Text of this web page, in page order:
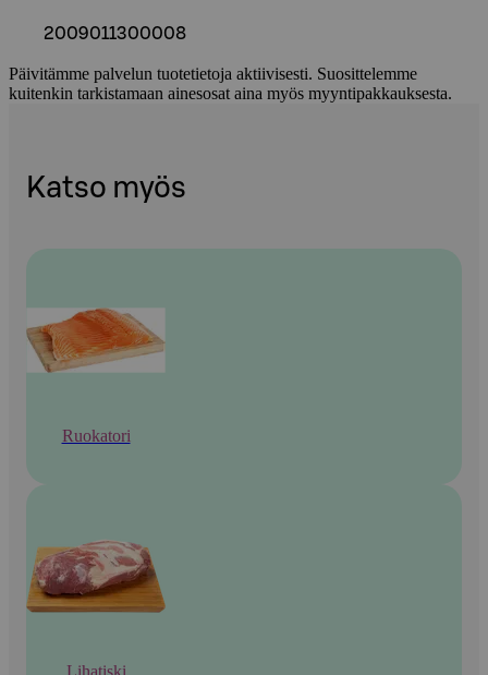
2009011300008
Päivitämme palvelun tuotetietoja aktiivisesti. Suosittelemme
kuitenkin tarkistamaan ainesosat aina myös myyntipakkauksesta.
Katso myös
Ruokatori
Lihatiski